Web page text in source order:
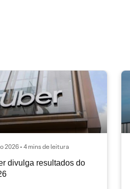
2026 • 4 mins de leitura
divulga resultados do